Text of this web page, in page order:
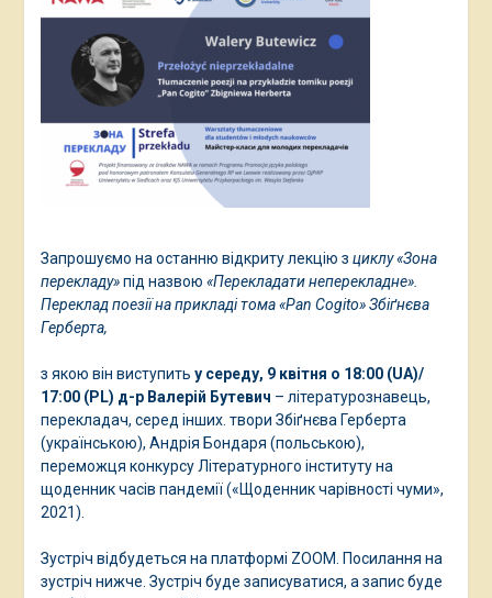
Запрошуємо на останню відкриту лекцію з циклу «Зона
перекладу»під назвою «Перекладати неперекладне».
Переклад поезії на прикладі тома «Pan Cogito» Збіґнєва
Герберта,
з якою він виступить у середу, 9 квітня о 18:00 (UA)/
17:00 (PL) д-р Валерій Бутевич – літературознавець,
перекладач, серед інших. твори Збіґнєва Герберта
(українською), Андрія Бондаря (польською),
переможця конкурсу Літературного інституту на
щоденник часів пандемії («Щоденник чарівності чуми»,
2021).
Зустріч відбудеться на платформі ZOOM. Посилання на
зустріч нижче. Зустріч буде записуватися, а запис буде